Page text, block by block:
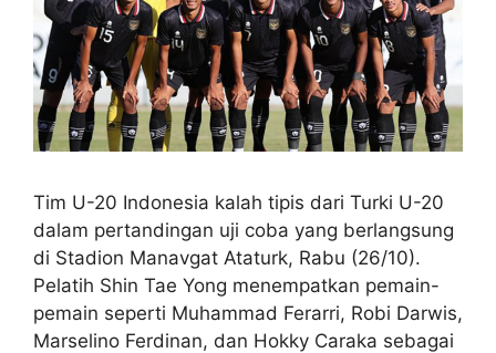
Tim U-20 Indonesia kalah tipis dari Turki U-20
dalam pertandingan uji coba yang berlangsung
di Stadion Manavgat Ataturk, Rabu (26/10).
Pelatih Shin Tae Yong menempatkan pemain-
pemain seperti Muhammad Ferarri, Robi Darwis,
Marselino Ferdinan, dan Hokky Caraka sebagai